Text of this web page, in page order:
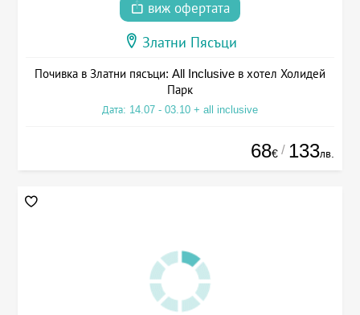
виж офертата
Златни Пясъци
Почивка в Златни пясъци: All Inclusive в хотел Холидей
Парк
Дата: 14.07 - 03.10 + all inclusive
68€ / 133лв.